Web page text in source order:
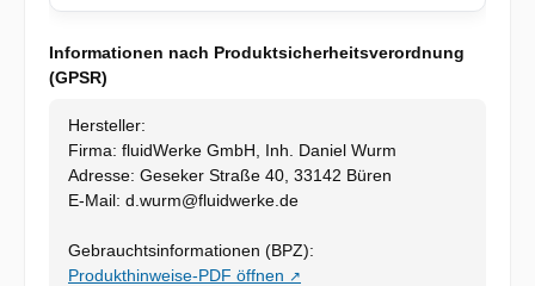
Informationen nach Produktsicherheitsverordnung
(GPSR)
Hersteller:
Firma: fluidWerke GmbH, Inh. Daniel Wurm
Adresse: Geseker Straße 40, 33142 Büren
E-Mail: d.wurm@fluidwerke.de
Gebrauchtsinformationen (BPZ):
Produkthinweise-PDF öffnen ↗